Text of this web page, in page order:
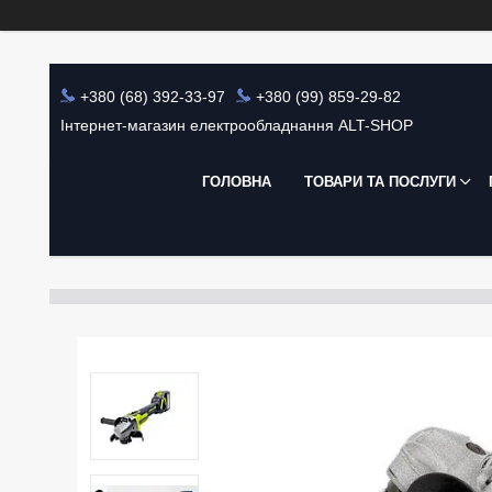
+380 (68) 392-33-97
+380 (99) 859-29-82
Інтернет-магазин електрообладнання ALT-SHOP
ГОЛОВНА ТОВАРИ ТА ПОСЛУГИ